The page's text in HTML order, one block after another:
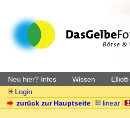
Neu hier? Infos Wissen
Login
zurück zur Hauptseite
linear